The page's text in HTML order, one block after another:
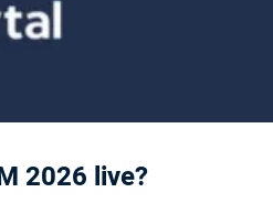
2026 live?